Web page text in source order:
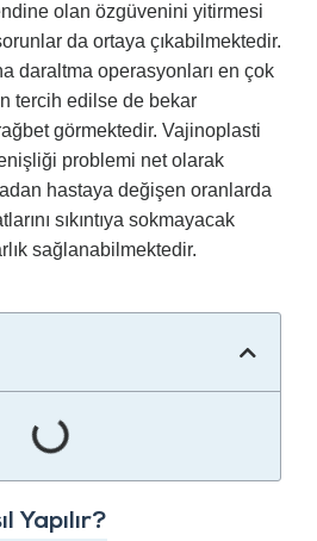
olan özgüvenini yitirmesi
da ortaya çıkabilmektedir.
daraltma operasyonları en çok
tercih edilse de bekar
görmektedir. Vajinoplasti
problemi net olarak
hastaya değişen oranlarda
sıkıntıya sokmayacak
sağlanabilmektedir.
Yapılır?